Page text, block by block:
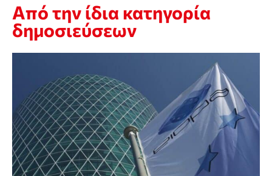
Από την ίδια κατηγορία
δημοσιεύσεων